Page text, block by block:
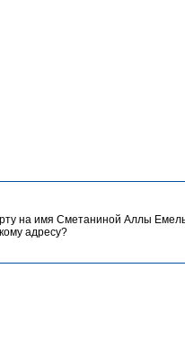
на имя Сметаниной Аллы
адресу?